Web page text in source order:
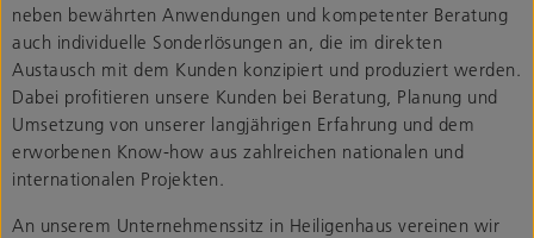
neben bewährten Anwendungen und kompetenter Beratung
auch individuelle Sonderlösungen an, die im direkten
Austausch mit dem Kunden konzipiert und produziert werden.
Dabei profitieren unsere Kunden bei Beratung, Planung und
Umsetzung von unserer langjährigen Erfahrung und dem
erworbenen Know-how aus zahlreichen nationalen und
internationalen Projekten.
An unserem Unternehmenssitz in Heiligenhaus vereinen wir